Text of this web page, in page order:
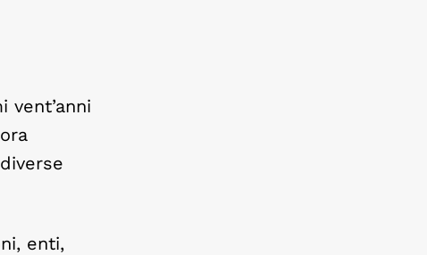
vent’anni
enti,